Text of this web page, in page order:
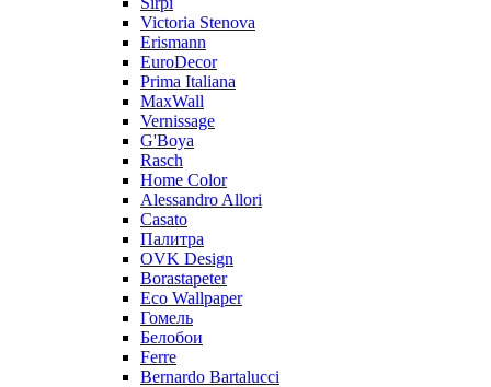
Victoria Stenova
Erismann
EuroDecor
Prima Italiana
MaxWall
Vernissage
G'Boya
Rasch
Home Color
Alessandro Allori
Casato
Палитра
OVK Design
Borastapeter
Eco Wallpaper
Гомель
Белобои
Ferre
Bernardo Bartalucci